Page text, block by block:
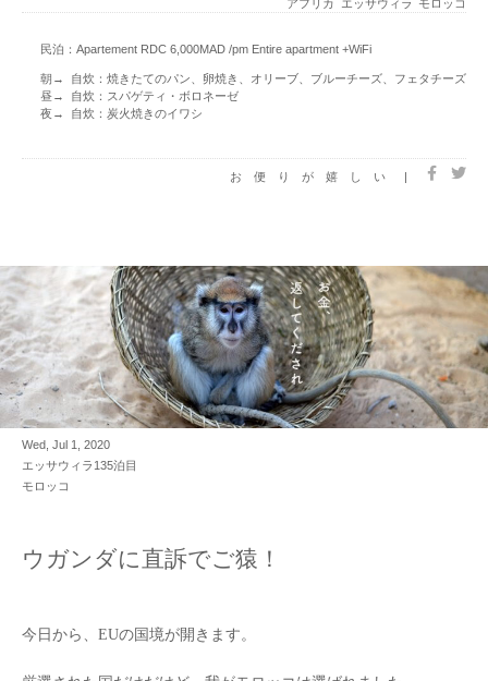
アフリカ エッサウィラ モロッコ
民泊：Apartement RDC 6,000MAD /pm Entire apartment +WiFi
朝→ 自炊：焼きたてのパン、卵焼き、オリーブ、ブルーチーズ、フェタチーズ
昼→ 自炊：スパゲティ・ボロネーゼ
夜→ 自炊：炭火焼きのイワシ
お便りが嬉しい
Wed, Jul 1, 2020
エッサウィラ135泊目
モロッコ
ウガンダに直訴でご猿！
今日から、EUの国境が開きます。